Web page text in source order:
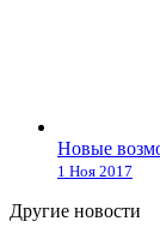
Новые
1 Ноя 2017
Другие новости